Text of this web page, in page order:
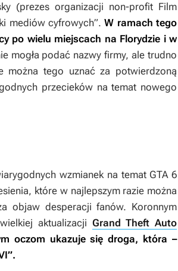
(prezes organizacji non-profit Film
mediów cyfrowych”.W ramach tego
po wielu miejscach na Florydzie i w
mogła podać nazwy firmy, ale trudno
można tego uznać za potwierdzoną
przecieków na temat nowego
wzmianek na temat GTA 6
które w najlepszym razie można
objaw desperacji fanów. Koronnym
aktualizacji Grand Theft Auto
oczom ukazuje się droga, która –